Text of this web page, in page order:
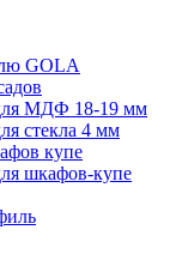
GOLA
МДФ 18-19 мм
стекла 4 мм
купе
шкафов-купе